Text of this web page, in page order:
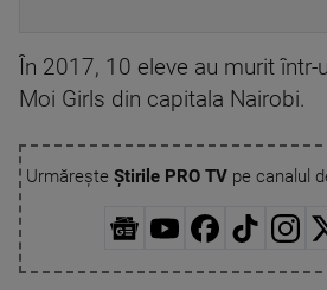
În 2017, 10 eleve au murit într-
Moi Girls din capitala Nairobi.
Urmărește Știrile PRO TVpe canalul